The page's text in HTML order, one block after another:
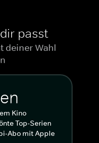
passt
deiner Wahl
Kino
Top-Serien
Abo mit Apple